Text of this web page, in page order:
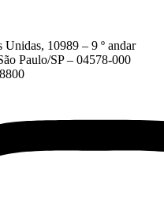
Unidas, 10989 – 9 º andar
Paulo/SP – 04578-000